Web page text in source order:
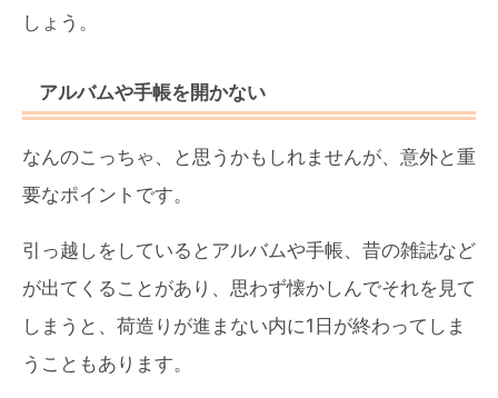
しょう。
アルバムや手帳を開かない
なんのこっちゃ、と思うかもしれませんが、意外と重
要なポイントです。
引っ越しをしているとアルバムや手帳、昔の雑誌など
が出てくることがあり、思わず懐かしんでそれを見て
しまうと、荷造りが進まない内に1日が終わってしま
うこともあります。